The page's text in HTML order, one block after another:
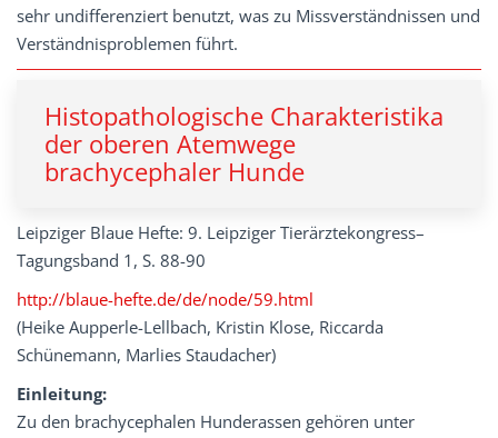
sehr undifferenziert benutzt, was zu Missverständnissen und
Verständnisproblemen führt.
Histopathologische Charakteristika
der oberen Atemwege
brachycephaler Hunde
Leipziger Blaue Hefte: 9. Leipziger Tierärztekongress–
Tagungsband 1, S. 88-90
http://blaue-hefte.de/de/node/59.html
(Heike Aupperle-Lellbach, Kristin Klose, Riccarda
Schünemann, Marlies Staudacher)
Einleitung:
Zu den brachycephalen Hunderassen gehören unter